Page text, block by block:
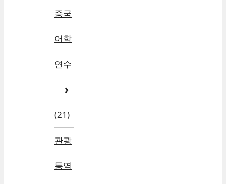
중국
어학
연수
(21)
관광
통역